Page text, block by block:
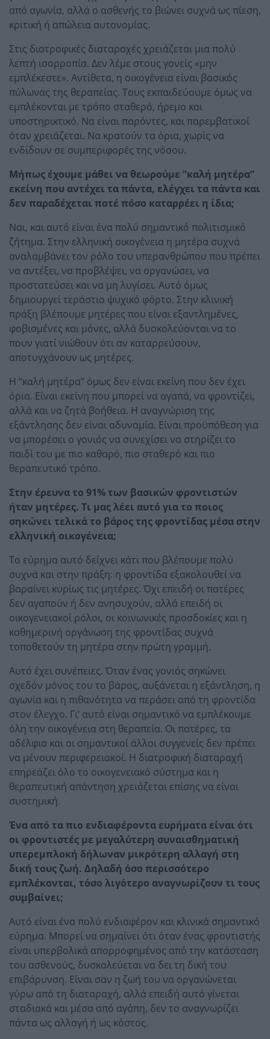
από αγωνία, αλλά ο ασθενής το βιώνει συχνά ως πίεση,
κριτική ή απώλεια αυτονομίας.
Στις διατροφικές διαταραχές χρειάζεται μια πολύ
λεπτή ισορροπία. Δεν λέμε στους γονείς «μην
εμπλέκεστε». Αντίθετα, η οικογένεια είναι βασικός
πύλωνας της θεραπείας. Τους εκπαιδεύουμε όμως να
εμπλέκονται με τρόπο σταθερό, ήρεμο και
υποστηρικτικό. Να είναι παρόντες, και παρεμβατικοί
όταν χρειάζεται. Να κρατούν τα όρια, χωρίς να
ενδίδουν σε συμπεριφορές της νόσου.
Μήπως έχουμε μάθει να θεωρούμε “καλή μητέρα”
εκείνη που αντέχει τα πάντα, ελέγχει τα πάντα και
δεν παραδέχεται ποτέ πόσο καταρρέει η ίδια;
Ναι, και αυτό είναι ένα πολύ σημαντικό πολιτισμικό
ζήτημα. Στην ελληνική οικογένεια η μητέρα συχνά
αναλαμβάνει τον ρόλο του υπερανθρώπου που πρέπει
να αντέξει, να προβλέψει, να οργανώσει, να
προστατεύσει και να μη λυγίσει. Αυτό όμως
δημιουργεί τεράστιο ψυχικό φόρτο. Στην κλινική
πράξη βλέπουμε μητέρες που είναι εξαντλημένες,
φοβισμένες και μόνες, αλλά δυσκολεύονται να το
πουν γιατί νιώθουν ότι αν καταρρεύσουν,
αποτυγχάνουν ως μητέρες.
Η “καλή μητέρα” όμως δεν είναι εκείνη που δεν έχει
όρια. Είναι εκείνη που μπορεί να αγαπά, να φροντίζει,
αλλά και να ζητά βοήθεια. Η αναγνώριση της
εξάντλησης δεν είναι αδυναμία. Είναι προϋπόθεση για
να μπορέσει ο γονιός να συνεχίσει να στηρίζει το
παιδί του με πιο καθαρό, πιο σταθερό και πιο
θεραπευτικό τρόπο.
Στην έρευνα το 91% των βασικών φροντιστών
ήταν μητέρες. Τι μας λέει αυτό για το ποιος
σηκώνει τελικά το βάρος της φροντίδας μέσα στην
ελληνική οικογένεια;
Το εύρημα αυτό δείχνει κάτι που βλέπουμε πολύ
συχνά και στην πράξη: η φροντίδα εξακολουθεί να
βαραίνει κυρίως τις μητέρες. Όχι επειδή οι πατέρες
δεν αγαπούν ή δεν ανησυχούν, αλλά επειδή οι
οικογενειακοί ρόλοι, οι κοινωνικές προσδοκίες και η
καθημερινή οργάνωση της φροντίδας συχνά
τοποθετούν τη μητέρα στην πρώτη γραμμή.
Αυτό έχει συνέπειες. Όταν ένας γονιός σηκώνει
σχεδόν μόνος του το βάρος, αυξάνεται η εξάντληση, η
αγωνία και η πιθανότητα να περάσει από τη φροντίδα
στον έλεγχο. Γι’ αυτό είναι σημαντικό να εμπλέκουμε
όλη την οικογένεια στη θεραπεία. Οι πατέρες, τα
αδέλφια και οι σημαντικοί άλλοι συγγενείς δεν πρέπει
να μένουν περιφερειακοί. Η διατροφική διαταραχή
επηρεάζει όλο το οικογενειακό σύστημα και η
θεραπευτική απάντηση χρειάζεται επίσης να είναι
συστημική.
Ένα από τα πιο ενδιαφέροντα ευρήματα είναι ότι
οι φροντιστές με μεγαλύτερη συναισθηματική
υπερεμπλοκή δήλωναν μικρότερη αλλαγή στη
δική τους ζωή. Δηλαδή όσο περισσότερο
εμπλέκονται, τόσο λιγότερο αναγνωρίζουν τι τους
συμβαίνει;
Αυτό είναι ένα πολύ ενδιαφέρον και κλινικά σημαντικό
εύρημα. Μπορεί να σημαίνει ότι όταν ένας φροντιστής
είναι υπερβολικά απορροφημένος από την κατάσταση
του ασθενούς, δυσκολεύεται να δει τη δική του
επιβάρυνση. Είναι σαν η ζωή του να οργανώνεται
γύρω από τη διαταραχή, αλλά επειδή αυτό γίνεται
σταδιακά και μέσα από αγάπη, δεν το αναγνωρίζει
πάντα ως αλλαγή ή ως κόστος.